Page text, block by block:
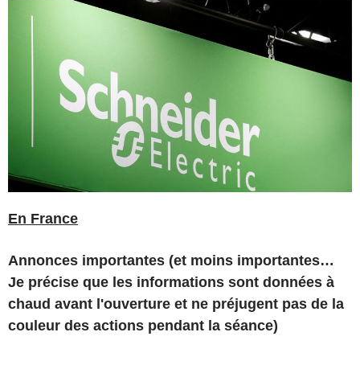
En France
Annonces importantes (et moins importantes…
Je précise que les informations sont données à
chaud avant l'ouverture et ne préjugent pas de la
couleur des actions pendant la séance)